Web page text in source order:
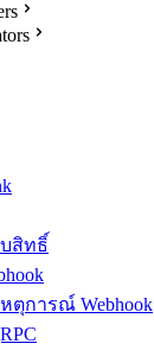
สิทธิ์
ตุการณ์ Webhook